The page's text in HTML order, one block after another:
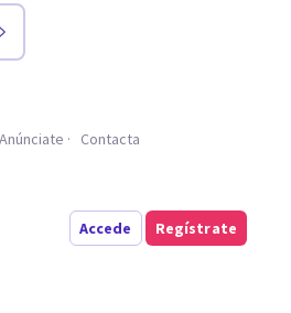
Anúnciate Contacta
Accede Regístrate